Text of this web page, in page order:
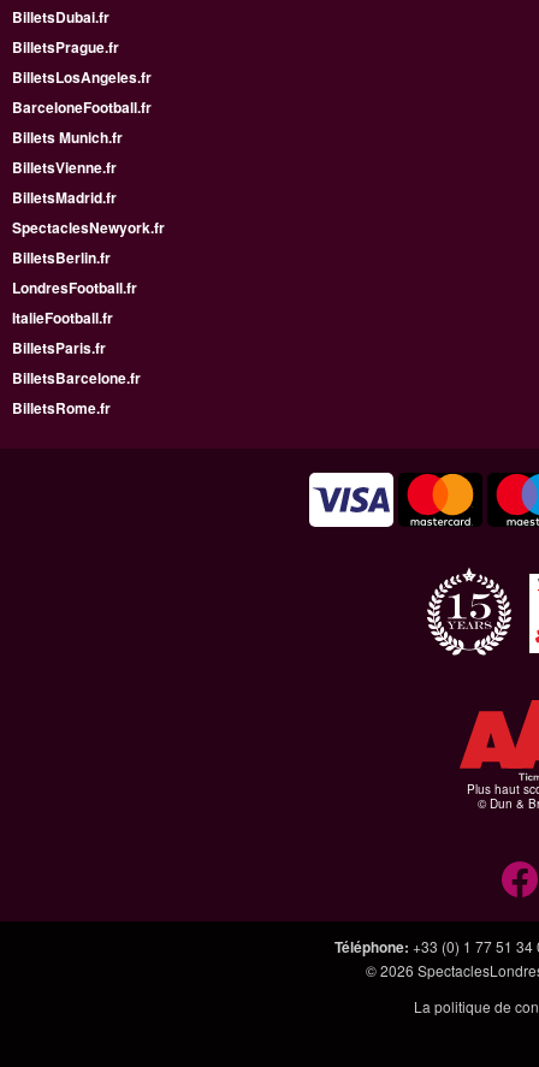
BilletsDubai.fr
BilletsPrague.fr
BilletsLosAngeles.fr
BarceloneFootball.fr
Billets Munich.fr
BilletsVienne.fr
BilletsMadrid.fr
SpectaclesNewyork.fr
BilletsBerlin.fr
LondresFootball.fr
ItalieFootball.fr
BilletsParis.fr
BilletsBarcelone.fr
BilletsRome.fr
Plus haut
© Dun &
Téléphone: +33 (0) 1 77 51 34
© 2026
La politique de